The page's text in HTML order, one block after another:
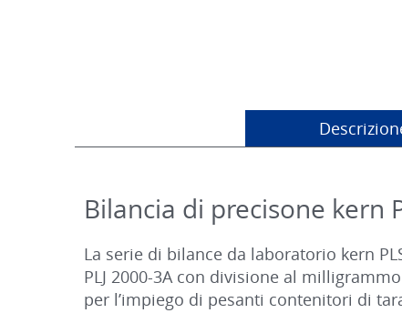
Bilancia di precisone kern
La serie di bilance da laboratorio kern
PLJ 2000-3A con divisione al
per l’impiego di pesanti contenitori di